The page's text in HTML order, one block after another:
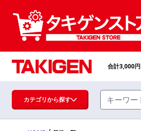
合計3,000
カテゴリから探す